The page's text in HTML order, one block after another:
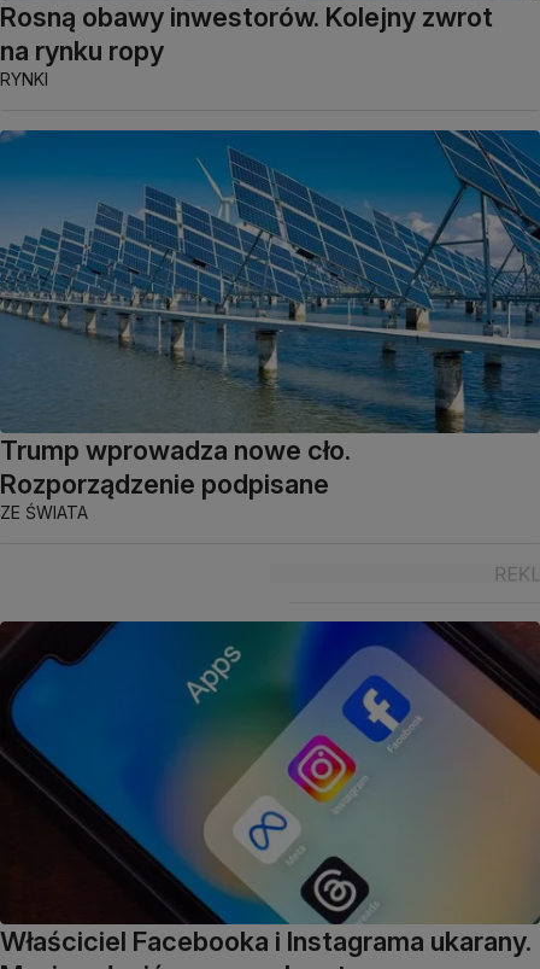
Rosną obawy inwestorów. Kolejny zwrot
na rynku ropy
RYNKI
Trump wprowadza nowe cło.
Rozporządzenie podpisane
ZE ŚWIATA
Właściciel Facebooka i Instagrama ukarany.